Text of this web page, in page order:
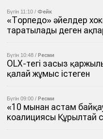
Бүгін 11:10 / Фейк
«Торпедо» әйелдер
таратылады деген
Бүгін 10:48 / Ресми
OLX-тегі заңсыз
қалай жұмыс істеген
Бүгін 09:00 / Ресми
«10 мыңнан астам
коалициясы Құрылтай